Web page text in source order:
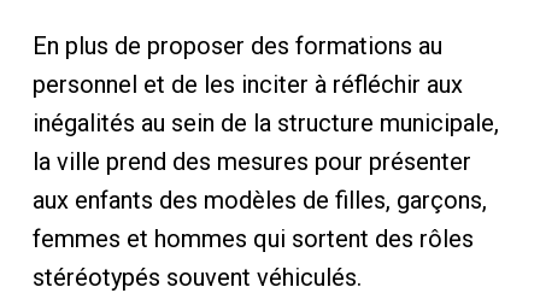
En plus de proposer des formations au
personnel et de les inciter à réfléchir aux
inégalités au sein de la structure municipale,
la ville prend des mesures pour présenter
aux enfants des modèles de filles, garçons,
femmes et hommes qui sortent des rôles
stéréotypés souvent véhiculés.